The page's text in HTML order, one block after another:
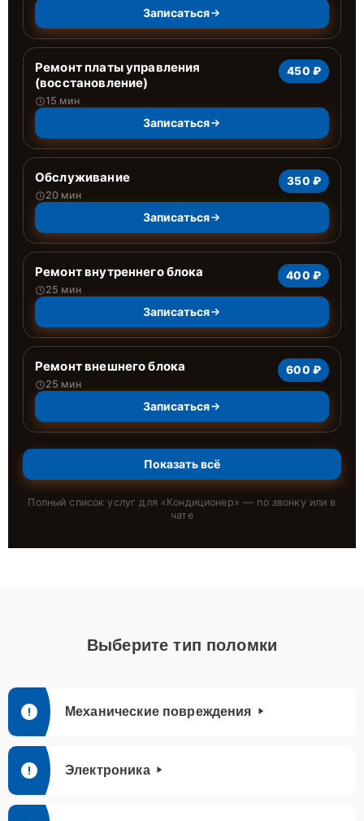
Записаться
Ремонт платы управления
(восстановление)
15 мин
450 ₽
Записаться
Обслуживание
20 мин
350 ₽
Записаться
Ремонт внутреннего блока
25 мин
400 ₽
Записаться
Ремонт внешнего блока
25 мин
600 ₽
Записаться
Показать всё
Полный список услуг для «Кондиционер» — по звонку или в
чате
Выберите тип поломки
Механические повреждения
Электроника